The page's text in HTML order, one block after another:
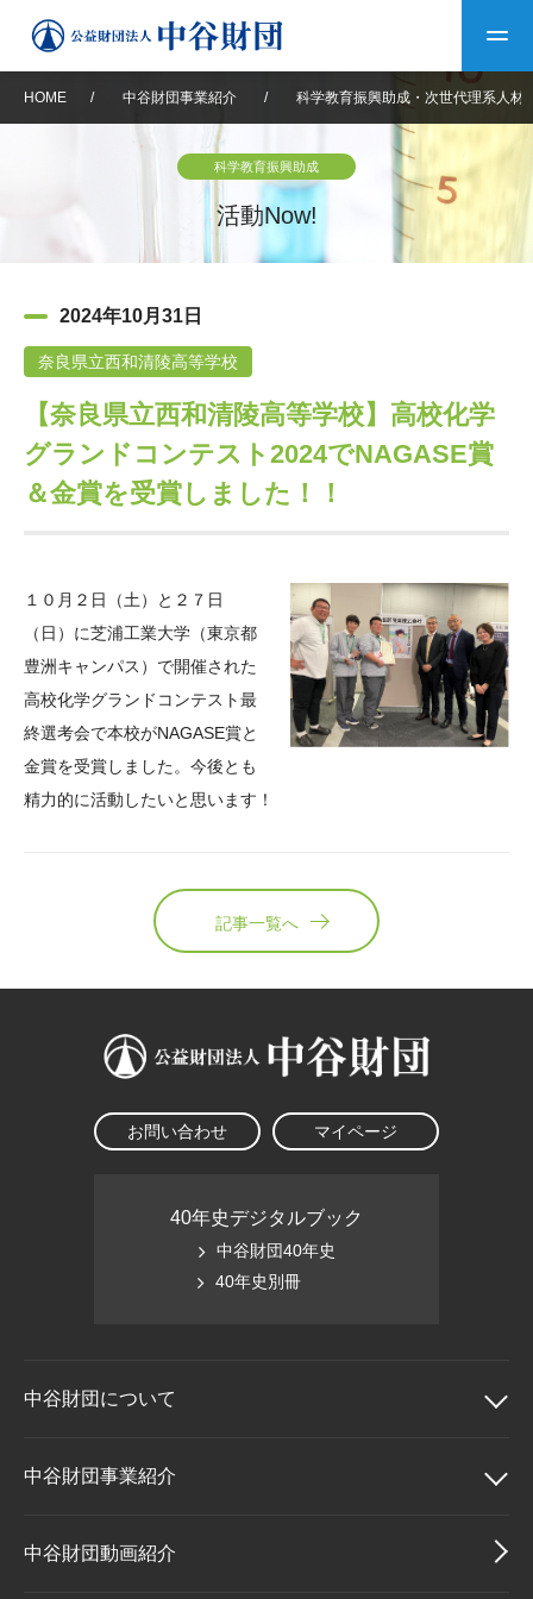
中谷財団について
設立趣意書
沿革 40年史デジタルブック
中谷財団40年史
40年史別冊
年報一覧 中谷財団レポート
中谷財団事業紹介
神戸賞 長期大型研究助成
研究助成 交流助成
科学教育振興助成・
次世代理系人材育成プ
ログラム助成
中谷財団動画紹介
その他情報
その他情報
個人情報保護に関する
アクセス よくあるご質問
サイトマップ 中谷財団アーカイブ
お問い合わせ
日本語 English マイページ
HOME / 中谷財団事業紹介 / 科学教育振興助成・次世代理系人材
科学教育振興助成
活動Now!
2024年10月31日
奈良県立西和清陵高等学校
【奈良県立西和清陵高等学校】高校化学
グランドコンテスト2024でNAGASE賞
＆金賞を受賞しました！！
１０月２日（土）と２７日
（日）に芝浦工業大学（東京都
豊洲キャンパス）で開催された
高校化学グランドコンテスト最
終選考会で本校がNAGASE賞と
金賞を受賞しました。今後とも
精力的に活動したいと思います！
記事一覧へ
お問い合わせ マイページ
40年史デジタルブック
中谷財団40年史
40年史別冊
中谷財団について
中谷財団について
理事長挨拶
中谷財団事業紹介
中谷財団事業紹介
中谷財団動画紹介